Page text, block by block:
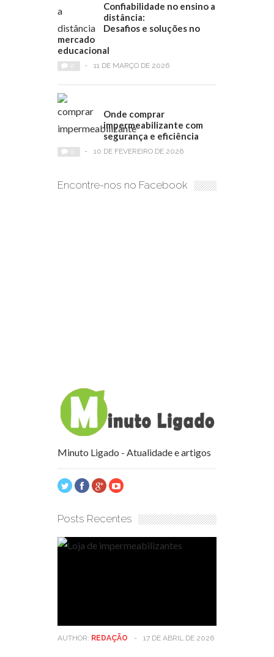
Confiabilidade no ensino a
distância:
Desafios e soluções no
mercado
educacional
- 11 DE MARÇO DE 2026
Onde comprar
impermeabilizante com
segurança e eficiência
- 10 DE FEVEREIRO DE 2026
Encontre-nos no Facebook
Minuto Ligado - Atualidade e artigos
Posts Recentes
AUTHOR: REDAÇÃO - 17 DE ABRIL DE 2026